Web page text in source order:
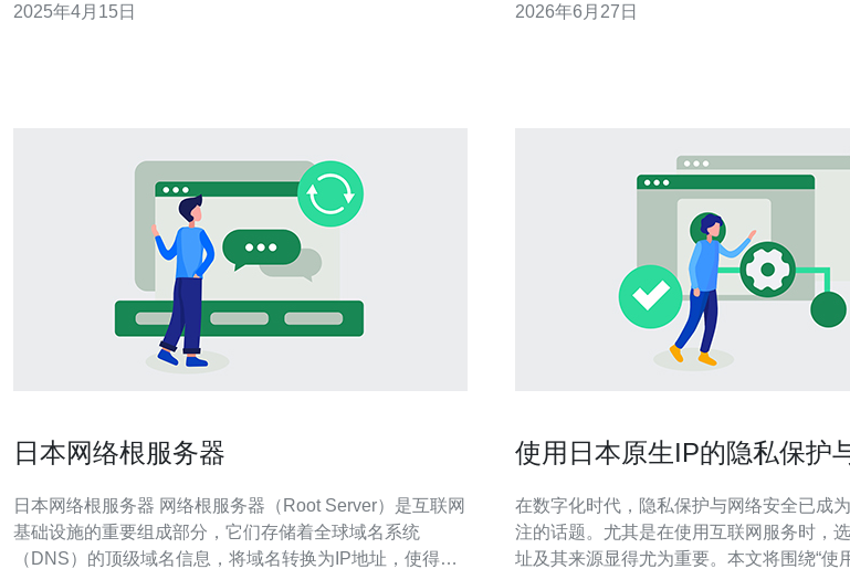
的选择。 日本拥有先进的网络基础设施，以及世界领先的
2025年4月15日
代运营）。 平台选择：在日本卖家常用
2026年6月27日
日本网络根服务器
日本网络根服务器 网络根服务器（Root Server）是互联网
基础设施的重要组成部分，它们存储着全球域名系统
（DNS）的顶级域名信息，将域名转换为IP地址，使得用
使用日本原生IP的隐私保护
在数字化时代，隐私保护与网络安全已成
注的话题。尤其是在使用互联网服务时，
址及其来源显得尤为重要。本文将围绕“使